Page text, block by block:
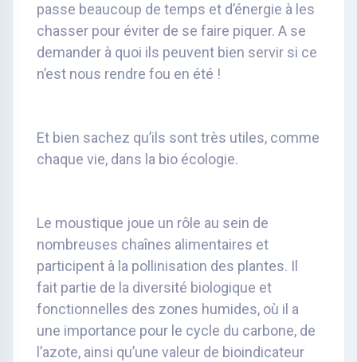
passe beaucoup de temps et d’énergie à les
chasser pour éviter de se faire piquer. A se
demander à quoi ils peuvent bien servir si ce
n’est nous rendre fou en été !
Et bien sachez qu’ils sont très utiles, comme
chaque vie, dans la bio écologie.
Le moustique joue un rôle au sein de
nombreuses chaînes alimentaires et
participent à la pollinisation des plantes. Il
fait partie de la diversité biologique et
fonctionnelles des zones humides, où il a
une importance pour le cycle du carbone, de
l’azote, ainsi qu’une valeur de bioindicateur